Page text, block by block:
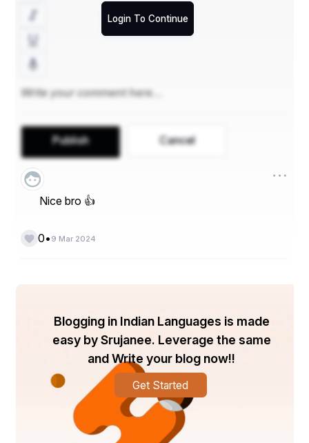
Login To Continue
Publish Cancel
Nice bro 👍
0• 9 Mar 2024
Blogging in Indian Languages is made
easy by Srujanee. Leverage the same
and Write your blog now!!
Get Started